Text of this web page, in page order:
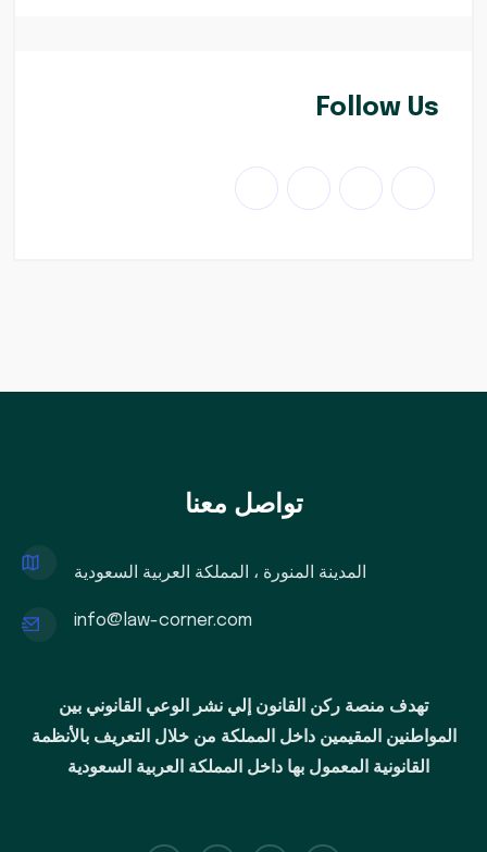
Follow Us
تواصل معنا
المدينة المنورة ، المملكة العربية السعودية
info@law-corner.com
تهدف منصة ركن القانون إلي نشر الوعي القانوني بين
المواطنين المقيمين داخل المملكة من خلال التعريف بالأنظمة
القانونية المعمول بها داخل المملكة العربية السعودية